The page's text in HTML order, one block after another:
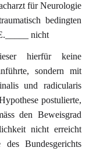
für Neurologie
bedingten
nicht
hierfür keine
sondern mit
und radicularis
postulierte,
den Beweisgrad
nicht erreicht
Bundesgerichts